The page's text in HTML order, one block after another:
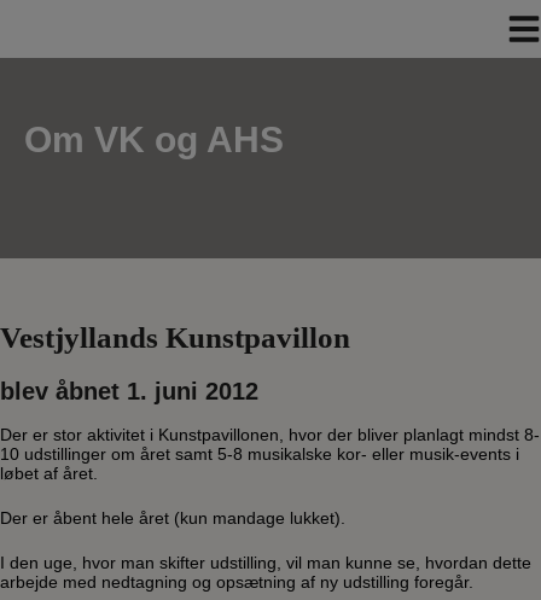
indholdet
Om VK og AHS
Vestjyllands Kunstpavillon
blev åbnet 1. juni 2012
Der er stor aktivitet i Kunstpavillonen, hvor der bliver planlagt mindst 8-
10 udstillinger om året samt 5-8 musikalske kor- eller musik-events i
løbet af året.
Der er åbent hele året (kun mandage lukket).
I den uge, hvor man skifter udstilling, vil man kunne se, hvordan dette
arbejde med nedtagning og opsætning af ny udstilling foregår.